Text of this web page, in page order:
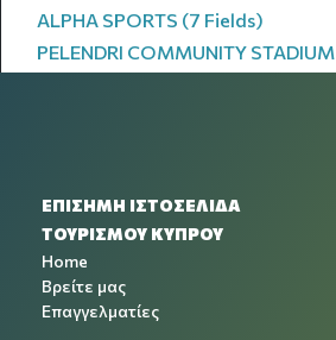
ALPHA SPORTS (7 Fields)
PELENDRI COMMUNITY STADIUM
ΕΠΙΣΗΜΗ ΙΣΤΟΣΕΛΙΔΑ
ΤΟΥΡΙΣΜΟΥ ΚΥΠΡΟΥ
Home
Βρείτε μας
Επαγγελματίες